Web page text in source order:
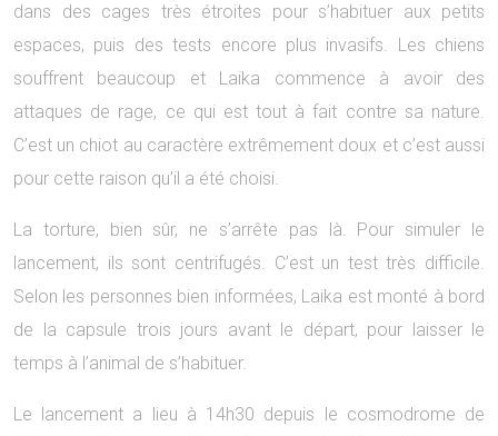
dans des cages très étroites pour s’habituer aux petits
espaces, puis des tests encore plus invasifs. Les chiens
souffrent beaucoup et Laika commence à avoir des
attaques de rage, ce qui est tout à fait contre sa nature.
C’est un chiot au caractère extrêmement doux et c’est aussi
pour cette raison qu’il a été choisi.
La torture, bien sûr, ne s’arrête pas là. Pour simuler le
lancement, ils sont centrifugés. C’est un test très difficile.
Selon les personnes bien informées, Laika est monté à bord
de la capsule trois jours avant le départ, pour laisser le
temps à l’animal de s’habituer.
Le lancement a lieu à 14h30 depuis le cosmodrome de